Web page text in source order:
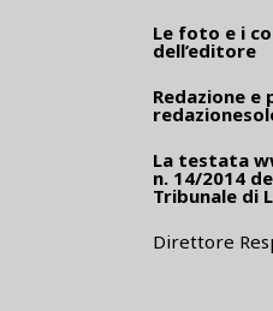
Le foto e i
dell’editore
Redazione e
La testata
n. 14/2014
Tribunale di
Direttore